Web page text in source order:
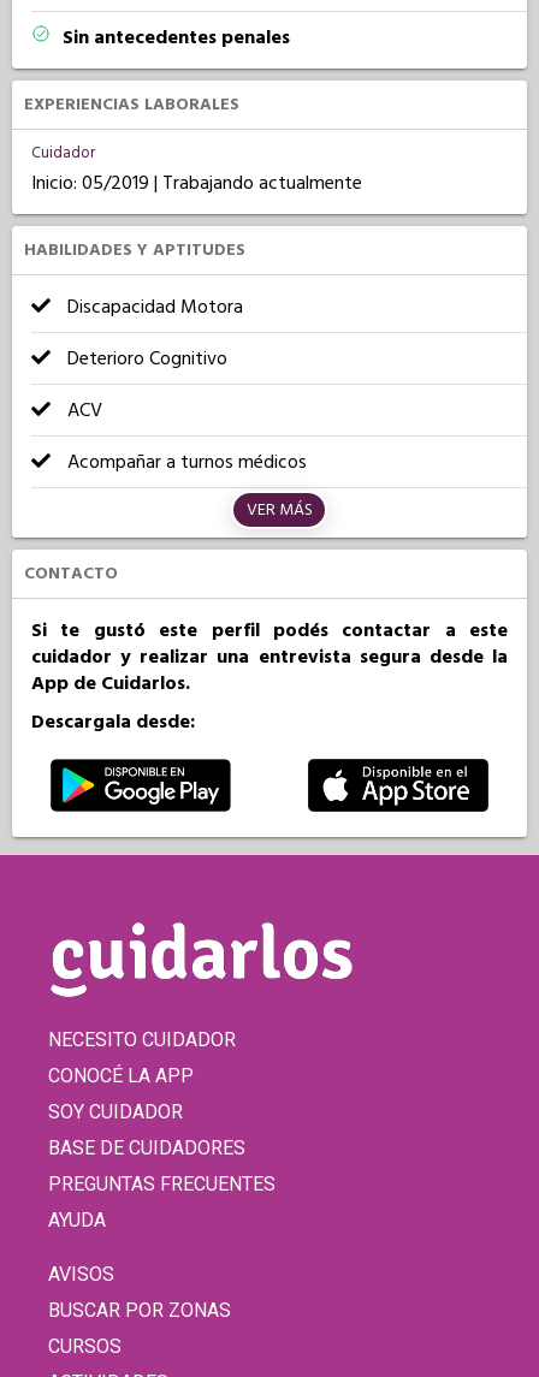
Sin antecedentes penales
EXPERIENCIAS LABORALES
Cuidador
Inicio: 05/2019 | Trabajando actualmente
HABILIDADES Y APTITUDES
Discapacidad Motora
Deterioro Cognitivo
ACV
Acompañar a turnos médicos
VER MÁS
CONTACTO
Si te gustó este perfil podés contactar a este
cuidador y realizar una entrevista segura desde la
App de Cuidarlos.
Descargala desde:
NECESITO CUIDADOR
CONOCÉ LA APP
SOY CUIDADOR
BASE DE CUIDADORES
PREGUNTAS FRECUENTES
AYUDA
AVISOS
BUSCAR POR ZONAS
CURSOS